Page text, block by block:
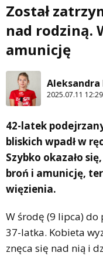
Został
nad rodziną.
amunicję
Aleksandra
2025.07.11 12:29
42-latek
bliskich wpadł w
Szybko okazało
broń i amunicję,
więzienia.
W środę (9 lipca) do
37-latka. Kobieta
znęca się nad nią i